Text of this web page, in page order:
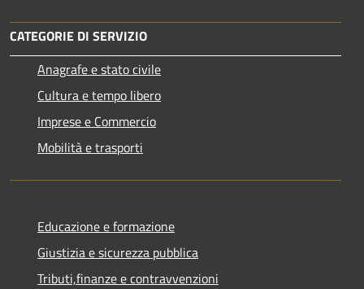
CATEGORIE DI SERVIZIO
Anagrafe e stato civile
Cultura e tempo libero
Imprese e Commercio
Mobilità e trasporti
Educazione e formazione
Giustizia e sicurezza pubblica
Tributi,finanze e contravvenzioni